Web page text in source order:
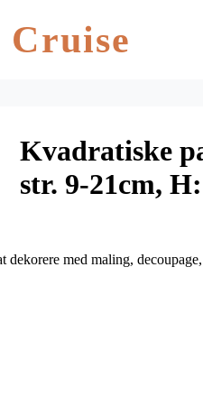
Cruise
Kvadratiske
str. 9-21cm,
med maling,